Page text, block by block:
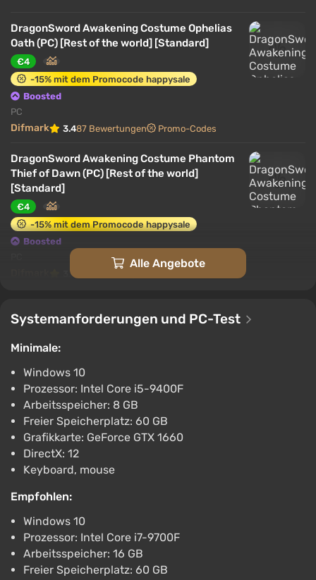
Ressourcen und der Handlung. Neben dem
Einzelspielermodus bietet das Spiel kooperative
Aktivitäten und gemeinsame Kämpfe, die für ein
kleines Team von Spielern ausgelegt sind.
DragonSword Awakening Costume Ophelias
Oath (PC) [Rest of the world] [Standard]
€4
-15% mit dem Promocode happysale
Boosted
PC
Difmark 3.487 Bewertungen Promo-Codes
DragonSword Awakening Costume Phantom
Thief of Dawn (PC) [Rest of the world]
[Standard]
€4
-15% mit dem Promocode happysale
Boosted
3.4
Royal Uniform (PC) [Rest of the world]
€4
-15% mit dem Promocode happysale
Boosted
PC
Difmark 3.487 Bewertungen Promo-Codes
DragonSword Awakening Costume Wild
Strawberry Waitress (PC) [Rest of the world]
[Standard]
€4
-15% mit dem Promocode happysale
Boosted
Difmark 87 Bewertungen Promo-Codes
Alle Angebote
Systemanforderungen und PC-Test
Minimale:
Windows 10
Prozessor: Intel Core i5-9400F
Arbeitsspeicher: 8 GB
Freier Speicherplatz: 60 GB
Grafikkarte: GeForce GTX 1660
DirectX: 12
Keyboard, mouse
Empfohlen:
Windows 10
Prozessor: Intel Core i7-9700F
Arbeitsspeicher: 16 GB
Freier Speicherplatz: 60 GB